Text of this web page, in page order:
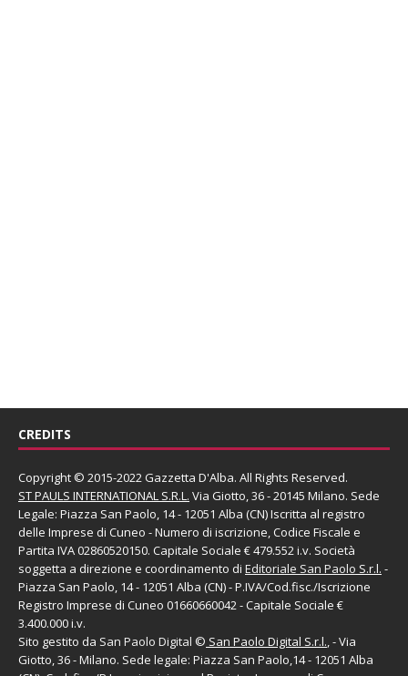
CREDITS
Copyright © 2015-2022 Gazzetta D'Alba. All Rights Reserved.
ST PAULS INTERNATIONAL S.R.L. Via Giotto, 36 - 20145 Milano. Sede
Legale: Piazza San Paolo, 14 - 12051 Alba (CN) Iscritta al registro
delle Imprese di Cuneo - Numero di iscrizione, Codice Fiscale e
Partita IVA 02860520150. Capitale Sociale € 479.552 i.v. Società
soggetta a direzione e coordinamento di Editoriale San Paolo S.r.l. -
Piazza San Paolo, 14 - 12051 Alba (CN) - P.IVA/Cod.fisc./Iscrizione
Registro Imprese di Cuneo 01660660042 - Capitale Sociale €
3.400.000 i.v.
Sito gestito da San Paolo Digital © San Paolo Digital S.r.l., - Via
Giotto, 36 - Milano. Sede legale: Piazza San Paolo,14 - 12051 Alba